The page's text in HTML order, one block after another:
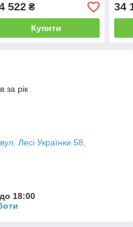
522₴
Купити
34
за рік
Лесі Українки 58,
18:00